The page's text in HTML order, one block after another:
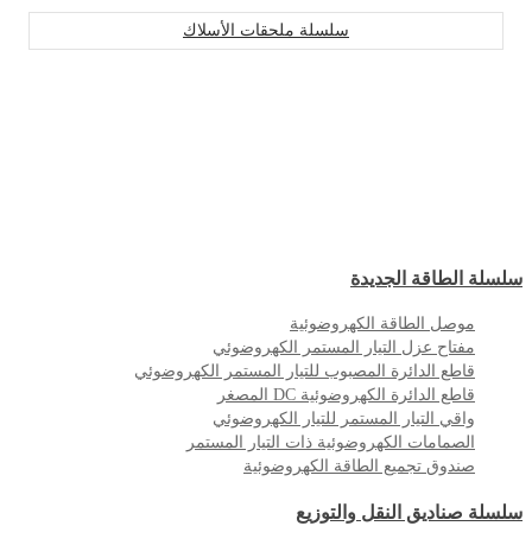
سلسلة ملحقات الأسلاك
سلسلة الطاقة الجديدة
موصل الطاقة الكهروضوئية
مفتاح عزل التيار المستمر الكهروضوئي
قاطع الدائرة المصبوب للتيار المستمر الكهروضوئي
قاطع الدائرة الكهروضوئية DC المصغر
واقي التيار المستمر للتيار الكهروضوئي
الصمامات الكهروضوئية ذات التيار المستمر
صندوق تجميع الطاقة الكهروضوئية
سلسلة صناديق النقل والتوزيع